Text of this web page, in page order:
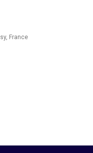
France